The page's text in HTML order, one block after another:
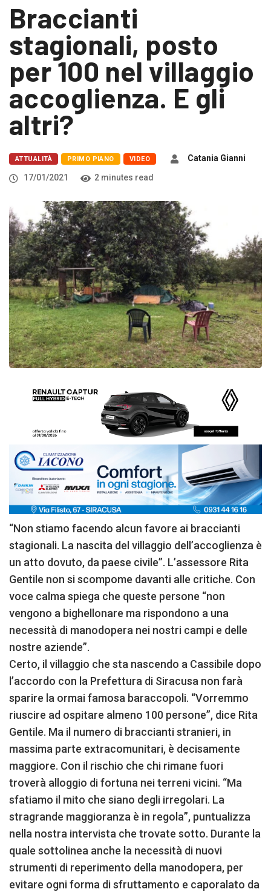
Braccianti
stagionali, posto
per 100 nel villaggio
accoglienza. E gli
altri?
ATTUALITÀ PRIMO PIANO VIDEO
Catania Gianni
17/01/2021
2 minutes read
“Non stiamo facendo alcun favore ai braccianti
stagionali. La nascita del villaggio dell’accoglienza è
un atto dovuto, da paese civile”. L’assessore Rita
Gentile non si scompome davanti alle critiche. Con
voce calma spiega che queste persone “non
vengono a bighellonare ma rispondono a una
necessità di manodopera nei nostri campi e delle
nostre aziende”.
Certo, il villaggio che sta nascendo a Cassibile dopo
l’accordo con la Prefettura di Siracusa non farà
sparire la ormai famosa baraccopoli. “Vorremmo
riuscire ad ospitare almeno 100 persone”, dice Rita
Gentile. Ma il numero di braccianti stranieri, in
massima parte extracomunitari, è decisamente
maggiore. Con il rischio che chi rimane fuori
troverà alloggio di fortuna nei terreni vicini. “Ma
sfatiamo il mito che siano degli irregolari. La
stragrande maggioranza è in regola”, puntualizza
nella nostra intervista che trovate sotto. Durante la
quale sottolinea anche la necessità di nuovi
strumenti di reperimento della manodopera, per
evitare ogni forma di sfruttamento e caporalato da